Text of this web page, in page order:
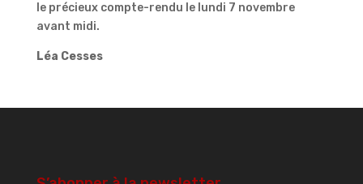
le précieux compte-rendu le lundi 7 novembre
avant midi.
Léa Cesses